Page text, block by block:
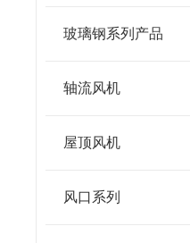
玻璃钢系列产品
轴流风机
屋顶风机
风口系列